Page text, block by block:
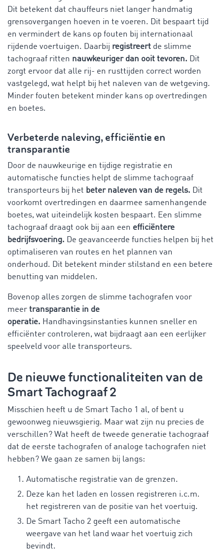
Dit betekent dat chauffeurs niet langer handmatig
grensovergangen hoeven in te voeren. Dit bespaart tijd
en vermindert de kans op fouten bij internationaal
rijdende voertuigen. Daarbij registreert de slimme
tachograaf ritten nauwkeuriger dan ooit tevoren. Dit
zorgt ervoor dat alle rij- en rusttijden correct worden
vastgelegd, wat helpt bij het naleven van de wetgeving.
Minder fouten betekent minder kans op overtredingen
en boetes.
Verbeterde naleving, efficiëntie en
transparantie
Door de nauwkeurige en tijdige registratie en
automatische functies helpt de slimme tachograaf
transporteurs bij het beter naleven van de regels. Dit
voorkomt overtredingen en daarmee samenhangende
boetes, wat uiteindelijk kosten bespaart. Een slimme
tachograaf draagt ook bij aan een efficiëntere
bedrijfsvoering. De geavanceerde functies helpen bij het
optimaliseren van routes en het plannen van
onderhoud. Dit betekent minder stilstand en een betere
benutting van middelen.
Bovenop alles zorgen de slimme tachografen voor
meer transparantie in de
operatie. Handhavingsinstanties kunnen sneller en
efficiënter controleren, wat bijdraagt aan een eerlijker
speelveld voor alle transporteurs.
De nieuwe functionaliteiten van de
Smart Tachograaf 2
Misschien heeft u de Smart Tacho 1 al, of bent u
gewoonweg nieuwsgierig. Maar wat zijn nu precies de
verschillen? Wat heeft de tweede generatie tachograaf
dat de eerste tachografen of analoge tachografen niet
hebben? We gaan ze samen bij langs:
Automatische registratie van de grenzen.
Deze kan het laden en lossen registreren i.c.m.
het registreren van de positie van het voertuig.
De Smart Tacho 2 geeft een automatische
weergave van het land waar het voertuig zich
bevindt.